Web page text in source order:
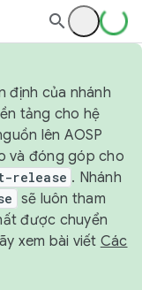
định của nhánh
tảng cho hệ
lên AOSP
và đóng góp cho
release . Nhánh
sẽ luôn tham
được chuyển
xem bài viết Các